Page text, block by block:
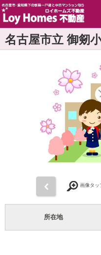
名古屋市立 御剱
画像タッ
所在地